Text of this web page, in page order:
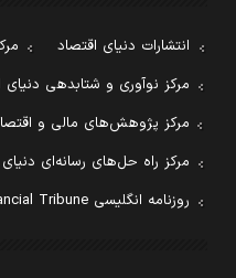
انتشارات دنیای اقتصاد
مرکز نوآوری و شتابدهی دنیای
مرکز پژوهش‌های مالی و
مرکز راه حل‌های رسانه‌ای
روزنامه انگلیسی Financial Tribune